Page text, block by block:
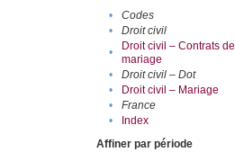
•
Codes
•
Droit civil
•
Droit civil – Contrats de
mariage
• Droit civil – Dot
•
Droit civil – Mariage
•
France
•
Index
Affiner par période